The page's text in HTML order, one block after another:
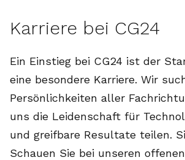
Karriere bei CG24
Ein Einstieg bei CG24 ist der
eine besondere Karriere. Wir
Persönlichkeiten aller
uns die Leidenschaft für
und greifbare Resultate teilen.
Schauen Sie bei unseren